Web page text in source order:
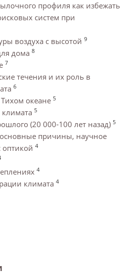
профиля как избежать
систем при
воздуха с высотой 9
дома 8
7
течения и их роль в
6
океане 5
5
(20 000-100 лет назад) 5
причины, научное
оптикой 4
4
климата 4